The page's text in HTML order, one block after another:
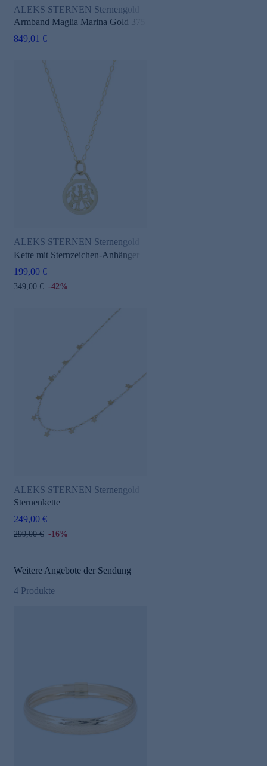
ALEKS STERNEN Sternengold
Armband Maglia Marina Gold 375
849,01 €
ALEKS STERNEN Sternengold
Kette mit Sternzeichen-Anhänger
199,00 €
349,00 € -42%
ALEKS STERNEN Sternengold
Sternenkette
249,00 €
299,00 € -16%
Weitere Angebote der Sendung
4 Produkte